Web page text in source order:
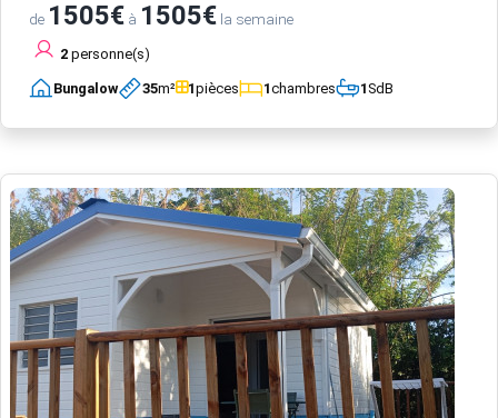
de 1505€ à 1505€ la semaine
2 personne(s)
Bungalow 35m² 1pièces 1chambres 1SdB